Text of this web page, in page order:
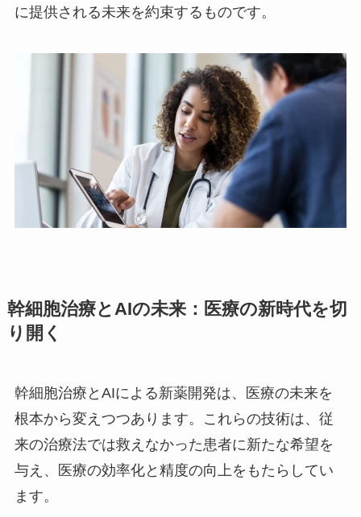
に提供される未来を約束するものです。
幹細胞治療とAIの未来：医療の新時代を切
り開く
幹細胞治療とAIによる新薬開発は、医療の未来を
根本から変えつつあります。これらの技術は、従
来の治療法では救えなかった患者に新たな希望を
与え、医療の効率化と精度の向上をもたらしてい
ます。